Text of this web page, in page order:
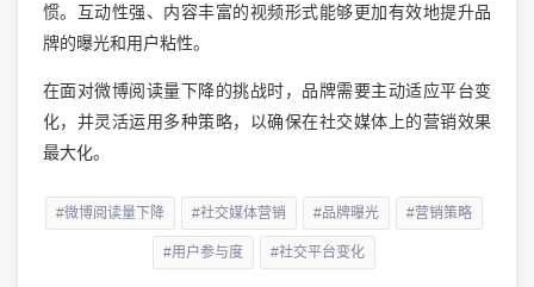
惯。互动性强、内容丰富的视频形式能够更加有效地提升品
牌的曝光和用户粘性。
在面对微博阅读量下降的挑战时，品牌需要主动适应平台变
化，并灵活运用多种策略，以确保在社交媒体上的营销效果
最大化。
#微博阅读量下降 #社交媒体营销 #品牌曝光 #营销策略
#用户参与度 #社交平台变化